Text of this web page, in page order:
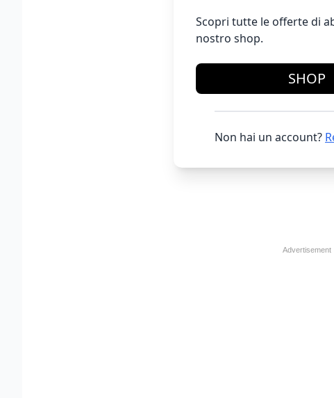
Scopri tutte le offerte di
nostro shop.
SHOP
Non hai un account?